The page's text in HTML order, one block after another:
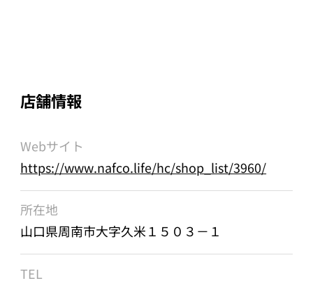
店舗情報
Webサイト
https://www.nafco.life/hc/shop_list/3960/
所在地
山口県周南市大字久米１５０３－１
TEL